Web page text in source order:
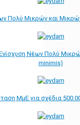
Πολύ Μικρών και
Νέων Πολύ
minimis)
ΜμΕ για σχέδια